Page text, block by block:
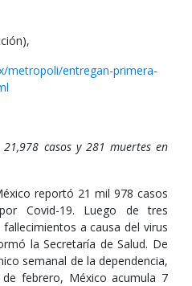
metropoli/entregan-primera-
21,978 casos y 281 muertes en
reportó 21 mil 978 casos
Covid-19. Luego de tres
a causa del virus
la Secretaría de Salud. De
semanal de la dependencia,
febrero, México acumula 7